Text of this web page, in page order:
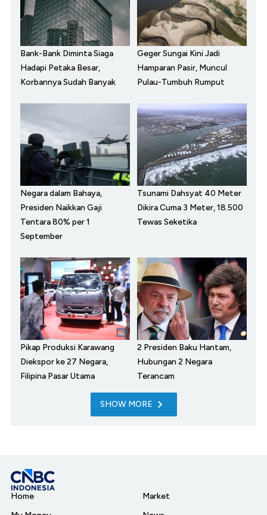
Bank-Bank Diminta Siaga
Hadapi Petaka Besar,
Korbannya Sudah Banyak
Geger Sungai Kini Jadi
Hamparan Pasir, Muncul
Pulau-Tumbuh Rumput
Negara dalam Bahaya,
Presiden Naikkan Gaji
Tentara 80% per 1
September
Tsunami Dahsyat 40 Meter
Dikira Cuma 3 Meter, 18.500
Tewas Seketika
Pikap Produksi Karawang
Diekspor ke 27 Negara,
Filipina Pasar Utama
2 Presiden Baku Hantam,
Hubungan 2 Negara
Terancam
SHOW MORE
Home
Market